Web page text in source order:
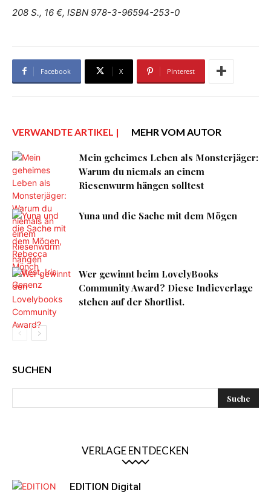
208 S., 16 €, ISBN 978-3-96594-253-0
Facebook X Pinterest
VERWANDTE ARTIKEL | MEHR VOM AUTOR
Mein geheimes Leben als Monsterjäger:
Warum du niemals an einem
Riesenwurm hängen solltest
Yuna und die Sache mit dem Mögen
Wer gewinnt beim LovelyBooks
Community Award? Diese Indieverlage
stehen auf der Shortlist.
SUCHEN
VERLAGE ENTDECKEN
EDITION Digital